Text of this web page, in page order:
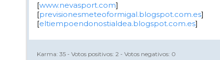
[www.nevasport.com]
[previsionesmeteoformigal.blogspot.com.es]
[eltiempoendonostialdea.blogspot.com.es]
Karma: 35 - Votos positivos: 2 - Votos negativos: 0